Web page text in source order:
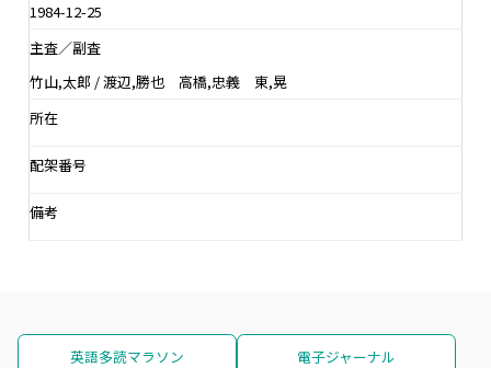
1984-12-25
主査／副査
竹山,太郎 / 渡辺,勝也 高橋,忠義 東,晃
所在
配架番号
備考
英語多読マラソン 電子ジャーナル